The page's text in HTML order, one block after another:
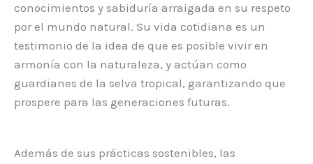
conocimientos y sabiduría arraigada en su respeto
por el mundo natural. Su vida cotidiana es un
testimonio de la idea de que es posible vivir en
armonía con la naturaleza, y actúan como
guardianes de la selva tropical, garantizando que
prospere para las generaciones futuras.
Además de sus prácticas sostenibles, las